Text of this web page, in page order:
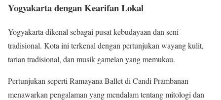
Yogyakarta dengan Kearifan Lokal
Yogyakarta dikenal sebagai pusat kebudayaan dan seni
tradisional. Kota ini terkenal dengan pertunjukan wayang kulit,
tarian tradisional, dan musik gamelan yang memukau.
Pertunjukan seperti Ramayana Ballet di Candi Prambanan
menawarkan pengalaman yang mendalam tentang mitologi dan